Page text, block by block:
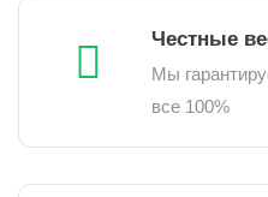
Честные
Мы
все 100%